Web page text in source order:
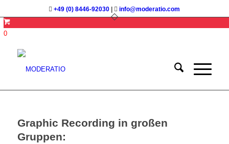
+49 (0) 8446-92030 info@moderatio.com
0
Graphic Recording in großen
Gruppen: